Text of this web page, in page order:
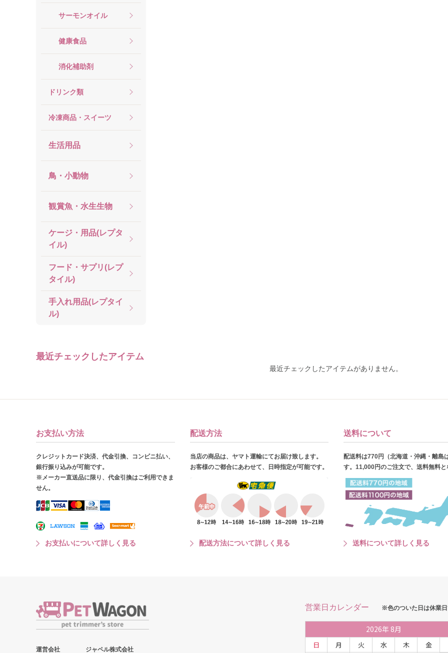
サーモンオイル
健康食品
消化補助剤
ドリンク類
冷凍商品・スイーツ
生活用品
鳥・小動物
観賞魚・水生生物
ケージ・用品(レプタ
イル)
フード・サプリ(レプ
タイル)
手入れ用品(レプタイ
ル)
最近チェックしたアイテム
最近チェックしたアイテムがありません。
お支払い方法
クレジットカード決済、代金引換、コンビニ払い、
銀行振り込みが可能です。
※メーカー直送品に限り、代金引換はご利用できま
せん。
お支払いについて詳しく見る
配送方法
当店の商品は、ヤマト運輸にてお届け致します。
お客様のご都合にあわせて、日時指定が可能です。
配送方法について詳しく見る
送料について
配送料は770円（北海道・沖縄・離島
す。11,000円のご注文で、送料無料と
送料について詳しく見る
運営会社 ジャペル株式会社
営業日カレンダー ※色のついた日は休業日
2026年 8月
日 月 火 水 木 金